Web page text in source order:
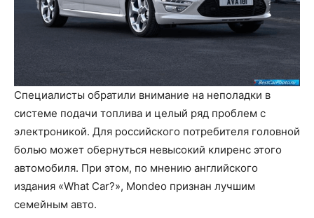
Специалисты обратили внимание на неполадки в
системе подачи топлива и целый ряд проблем с
электроникой. Для российского потребителя головной
болью может обернуться невысокий клиренс этого
автомобиля. При этом, по мнению английского
издания «What Car?», Mondeo признан лучшим
семейным авто.